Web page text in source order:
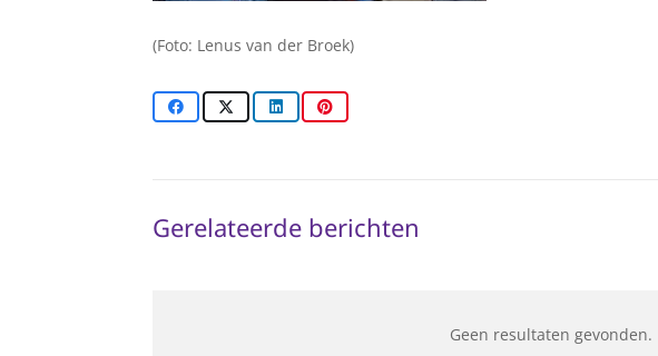
(Foto: Lenus van der Broek)
Gerelateerde berichten
Geen resultaten gevonden.